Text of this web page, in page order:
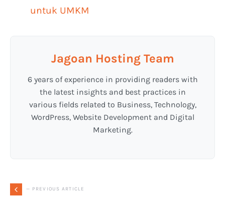
untuk UMKM
Jagoan Hosting Team
6 years of experience in providing readers with
the latest insights and best practices in
various fields related to Business, Technology,
WordPress, Website Development and Digital
Marketing.
— PREVIOUS ARTICLE